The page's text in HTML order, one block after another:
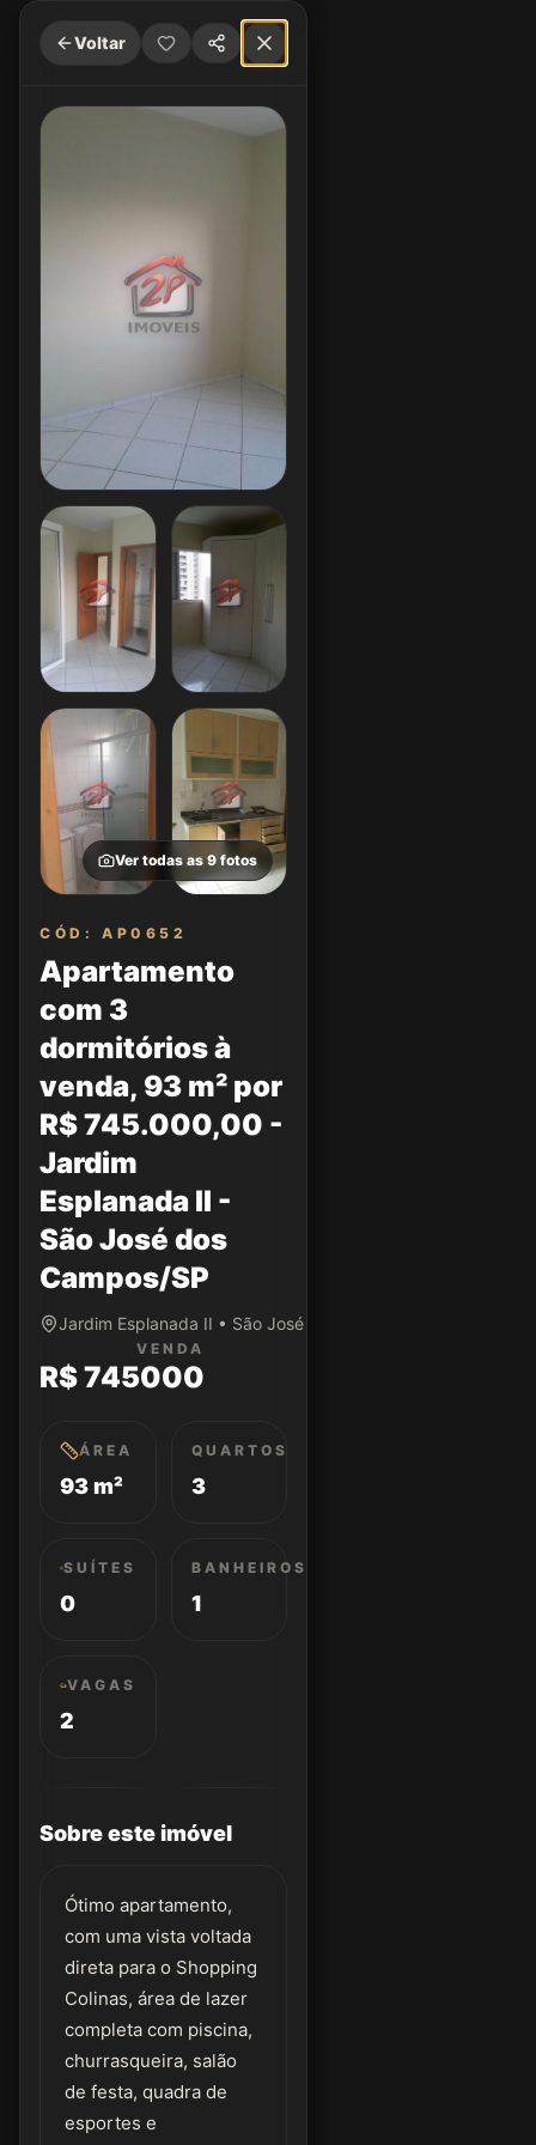
Voltar
Ver todas as 9 fotos
CÓD: AP0652
Apartamento
com 3
dormitórios à
venda, 93 m² por
R$ 745.000,00 -
Jardim
Esplanada II -
São José dos
Campos/SP
Jardim Esplanada II • São José dos Campos/SP
VENDA
R$ 745000
ÁREA
93 m²
QUARTOS
3
SUÍTES
0
BANHEIROS
1
VAGAS
2
Sobre este imóvel
Ótimo apartamento,
com uma vista voltada
direta para o Shopping
Colinas, área de lazer
completa com piscina,
churrasqueira, salão
de festa, quadra de
esportes e